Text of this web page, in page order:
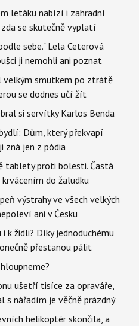
letáku nabízí i zahradní
se skutečně vyplatí
sebe." Lela Ceterová
ji nemohli ani poznat
velkým smutkem po ztrátě
se dodnes učí žít
si servítky Karlos Benda
Dům, který překvapí
zná jen z pódia
tablety proti bolesti. Častá
do žaludku
výstrahy ve všech velkých
ani v Česku
k židli? Díky jednoduchému
přestanou pálit
ušetří tisíce za opraváře,
s nářadím je věčně prázdný
helikoptér skončila, a